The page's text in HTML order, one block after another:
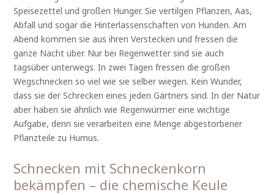
Speisezettel und großen Hunger. Sie vertilgen Pflanzen, Aas,
Abfall und sogar die Hinterlassenschaften von Hunden. Am
Abend kommen sie aus ihren Verstecken und fressen die
ganze Nacht über. Nur bei Regenwetter sind sie auch
tagsüber unterwegs. In zwei Tagen fressen die großen
Wegschnecken so viel wie sie selber wiegen. Kein Wunder,
dass sie der Schrecken eines jeden Gärtners sind. In der Natur
aber haben sie ähnlich wie Regenwürmer eine wichtige
Aufgabe, denn sie verarbeiten eine Menge abgestorbener
Pflanzteile zu Humus.
Schnecken mit Schneckenkorn
bekämpfen – die chemische Keule